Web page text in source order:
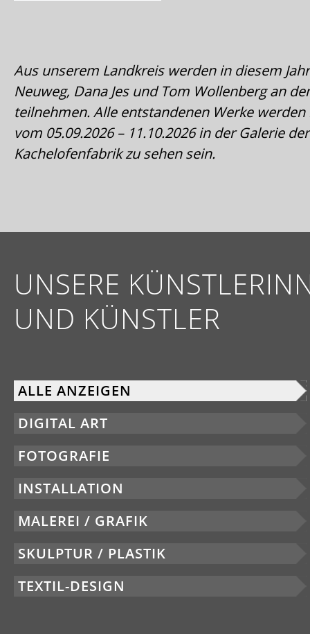
Aus unserem Landkreis werden in diesem
Neuweg, Dana Jes und Tom Wollenberg an
teilnehmen. Alle entstandenen Werke
vom 05.09.2026 – 11.10.2026 in der Galerie
Kachelofenfabrik zu sehen sein.
UNSERE
UND KÜNSTLER
ALLE ANZEIGEN
DIGITAL ART
FOTOGRAFIE
INSTALLATION
MALEREI / GRAFIK
SKULPTUR / PLASTIK
TEXTIL-DESIGN